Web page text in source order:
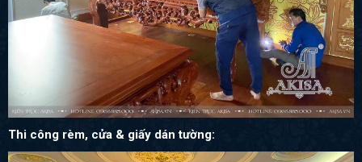
Thi công rèm, cửa & giấy dán tường: